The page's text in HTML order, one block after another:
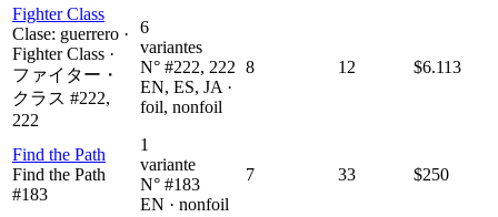
Fighter Class
Clase: guerrero ·
Fighter Class ·
ファイター・
クラス #222,
222
6
variantes
N° #222, 222
EN, ES, JA ·
foil, nonfoil
8 12 $6.113
Find the Path
Find the Path
#183
1
variante
N° #183
EN · nonfoil
7 33 $250